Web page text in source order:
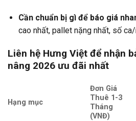
Cần chuẩn bị gì để báo giá
cao nhất, pallet nặng nhất, số ca/
Liên hệ Hưng Việt để nhận
nâng 2026 ưu đãi nhất
Hạng mục
Đơn Giá
Thuê 1-3
Tháng
(VNĐ)